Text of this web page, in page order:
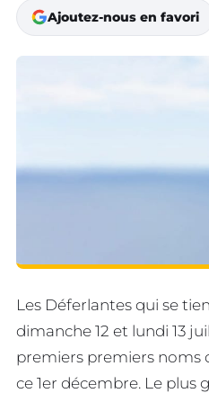
Ajoutez-nous en favori
Les Déferlantes qui se
dimanche 12 et lundi 13
premiers premiers
ce 1er décembre. Le plus